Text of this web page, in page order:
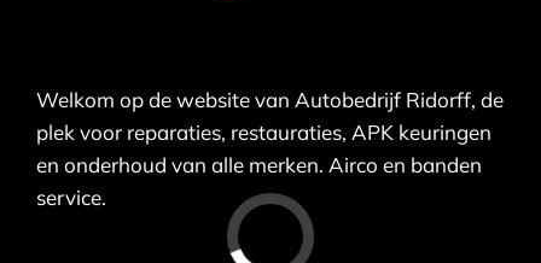
Welkom op de website van Autobedrijf Ridorff, de
plek voor reparaties, restauraties, APK keuringen
en onderhoud van alle merken. Airco en banden
service.